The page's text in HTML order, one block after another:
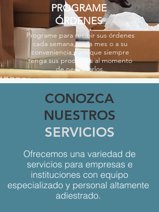
PROGRAME
ÓRDENES
Programe para recibir sus órdenes
cada semana, cada mes o a su
conveniencia para que siempre
tenga sus productos al momento
de necesitarlos.
CONOZCA
NUESTROS
SERVICIOS
Ofrecemos una variedad de
servicios para empresas e
instituciones con equipo
especializado y personal altamente
adiestrado.